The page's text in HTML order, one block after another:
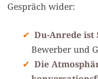
Gespräch wider:
Du-Anrede ist
Bewerber und
Die